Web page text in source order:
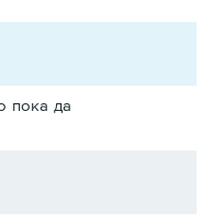
пока да